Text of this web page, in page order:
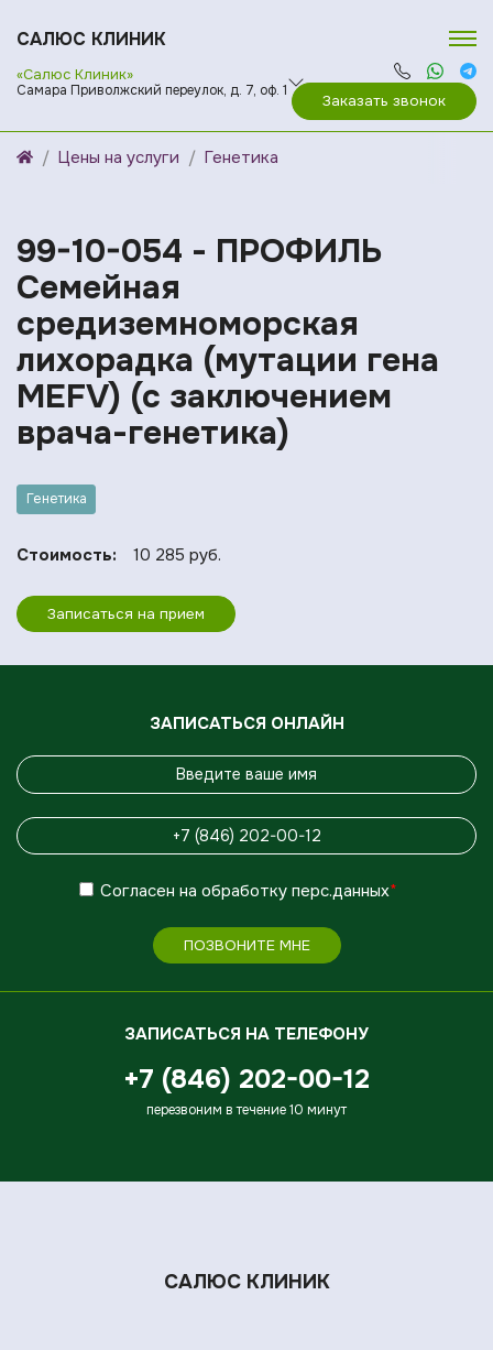
САЛЮС КЛИНИК
«Салюс Клиник»
Самара Приволжский переулок, д. 7, оф. 1
Заказать звонок
Цены на услуги Генетика
99-10-054 - ПРОФИЛЬ
Семейная
средиземноморская
лихорадка (мутации гена
MEFV) (с заключением
врача-генетика)
Генетика
Стоимость: 10 285 руб.
Записаться на прием
ЗАПИСАТЬСЯ ОНЛАЙН
Согласен на обработку перс.данных*
ПОЗВОНИТЕ МНЕ
ЗАПИСАТЬСЯ НА ТЕЛЕФОНУ
+7 (846) 202-00-12
перезвоним в течение 10 минут
САЛЮС КЛИНИК